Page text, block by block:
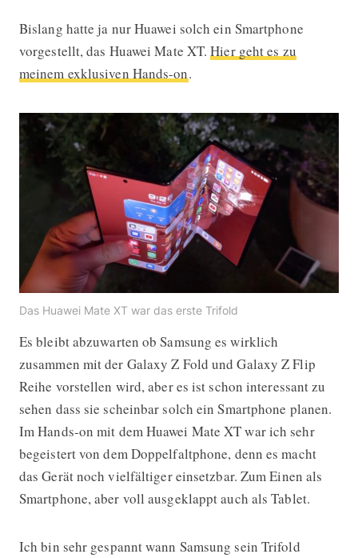
Bislang hatte ja nur Huawei solch ein Smartphone
vorgestellt, das Huawei Mate XT.Hier geht es zu
meinem exklusiven Hands-on.
Das Huawei Mate XT war das erste Trifold
Es bleibt abzuwarten ob Samsung es wirklich
zusammen mit der Galaxy Z Fold und Galaxy Z Flip
Reihe vorstellen wird, aber es ist schon interessant zu
sehen dass sie scheinbar solch ein Smartphone planen.
Im Hands-on mit dem Huawei Mate XT war ich sehr
begeistert von dem Doppelfaltphone, denn es macht
das Gerät noch vielfältiger einsetzbar. Zum Einen als
Smartphone, aber voll ausgeklappt auch als Tablet.
Ich bin sehr gespannt wann Samsung sein Trifold